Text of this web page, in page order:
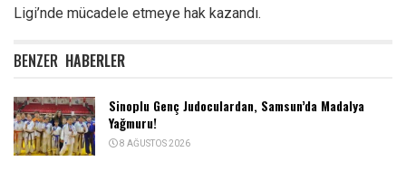
Ligi’nde mücadele etmeye hak kazandı.
BENZER HABERLER
Sinoplu Genç Judoculardan, Samsun’da Madalya
Yağmuru!
8 AĞUSTOS 2026